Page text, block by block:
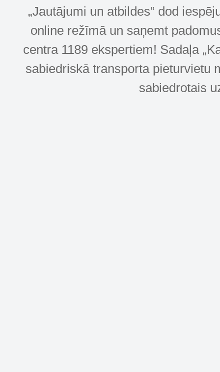
„Jautājumi un atbildes” dod
online režīmā un saņemt
centra 1189 ekspertiem! Sadaļa
sabiedriskā transporta pieturvietu
sabiedrotais